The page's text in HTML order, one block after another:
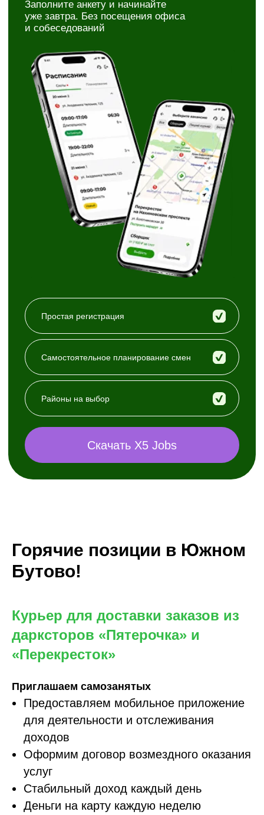
Скачать X5 Jobs
Районы на выбор
Самостоятельное планирование смен
Горячие позиции в Южном
Бутово!
Курьер для доставки заказов из
дарксторов «Пятерочка» и
«Перекресток»
Приглашаем самозанятых
Предоставляем мобильное приложение
для деятельности и отслеживания
доходов
Оформим договор возмездного оказания
услуг
Стабильный доход каждый день
Деньги на карту каждую неделю